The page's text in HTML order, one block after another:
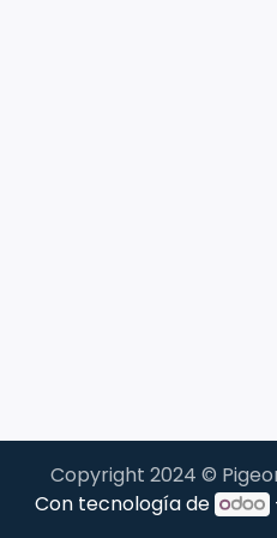
Copyright 2024 ©
Con tecnología de